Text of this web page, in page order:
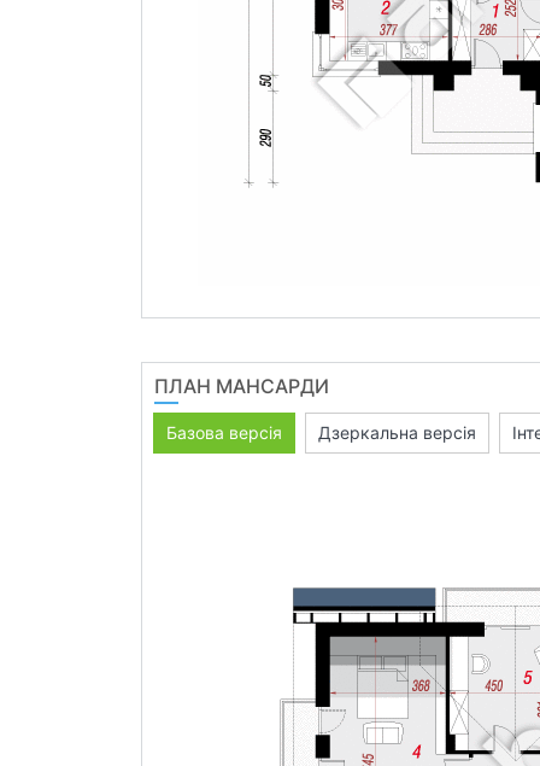
ПЛАН МАНСАРДИ
Базова версія Дзеркальна версія